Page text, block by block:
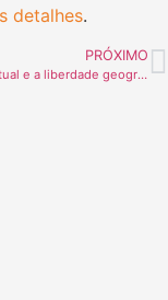
detalhes.
PRÓXIMO
Escritório virtual e a liberdade geográfica!